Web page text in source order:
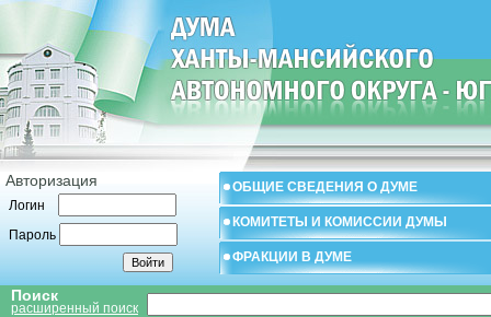
Авторизация
Логин
Пароль
ОБЩИЕ СВЕДЕНИЯ О ДУМЕ
КОМИТЕТЫ И КОМИССИИ ДУМЫ
ФРАКЦИИ В ДУМЕ
Поиск
расширенный поиск